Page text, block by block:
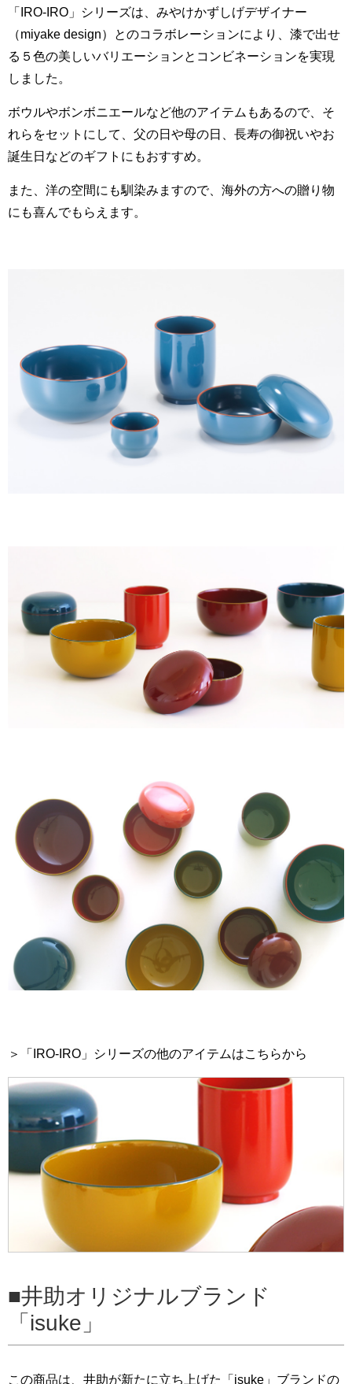
「IRO-IRO」シリーズは、みやけかずしげデザイナー
（miyake design）とのコラボレーションにより、漆で出せ
る５色の美しいバリエーションとコンビネーションを実現
しました。
ボウルやボンボニエールなど他のアイテムもあるので、そ
れらをセットにして、父の日や母の日、長寿の御祝いやお
誕生日などのギフトにもおすすめ。
また、洋の空間にも馴染みますので、海外の方への贈り物
にも喜んでもらえます。
＞「IRO-IRO」シリーズの他のアイテムはこちらから
井助オリジナルブランド
「isuke」
この商品は、井助が新たに立ち上げた「isuke」ブランドの